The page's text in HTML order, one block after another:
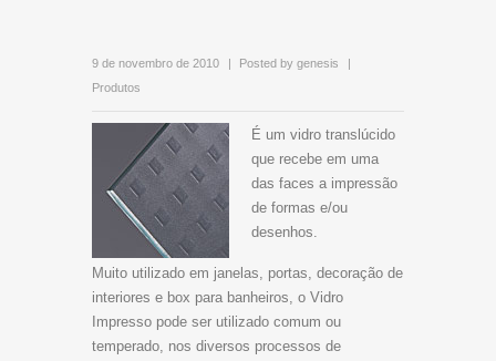
9 de novembro de 2010 Posted by genesis
Produtos
É um vidro translúcido
que recebe em uma
das faces a impressão
de formas e/ou
desenhos.
Muito utilizado em janelas, portas, decoração de
interiores e box para banheiros, o Vidro
Impresso pode ser utilizado comum ou
temperado, nos diversos processos de